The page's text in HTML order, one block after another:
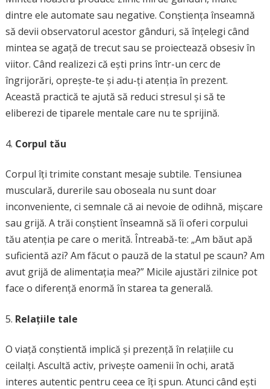
dintre ele automate sau negative. Conștiența înseamnă
să devii observatorul acestor gânduri, să înțelegi când
mintea se agață de trecut sau se proiectează obsesiv în
viitor. Când realizezi că ești prins într-un cerc de
îngrijorări, oprește-te și adu-ți atenția în prezent.
Această practică te ajută să reduci stresul și să te
eliberezi de tiparele mentale care nu te sprijină.
Corpul tău
Corpul îți trimite constant mesaje subtile. Tensiunea
musculară, durerile sau oboseala nu sunt doar
inconveniente, ci semnale că ai nevoie de odihnă, mișcare
sau grijă. A trăi conștient înseamnă să îi oferi corpului
tău atenția pe care o merită. Întreabă-te: „Am băut apă
suficientă azi? Am făcut o pauză de la statul pe scaun? Am
avut grijă de alimentația mea?” Micile ajustări zilnice pot
face o diferență enormă în starea ta generală.
Relațiile tale
O viață conștientă implică și prezență în relațiile cu
ceilalți. Ascultă activ, privește oamenii în ochi, arată
interes autentic pentru ceea ce îți spun. Atunci când ești